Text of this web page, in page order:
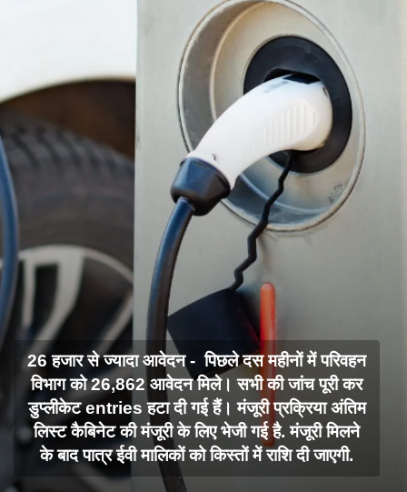
26 हजार से ज्यादा आवेदन - पिछले दस महीनों में परिवहन
विभाग को 26,862 आवेदन मिले। सभी की जांच पूरी कर
डुप्लीकेट entries हटा दी गई हैं। मंजूरी प्रक्रिया अंतिम
लिस्ट कैबिनेट की मंजूरी के लिए भेजी गई है. मंजूरी मिलने
के बाद पात्र ईवी मालिकों को किस्तों में राशि दी जाएगी.